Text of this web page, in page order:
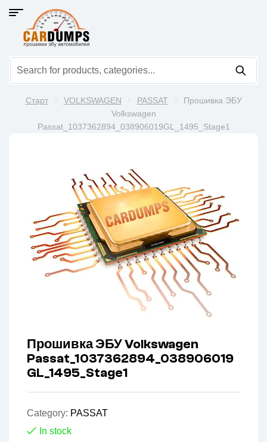
Старт VOLKSWAGEN PASSAT
Прошивка ЭБУ
Volkswagen
Passat_1037362894_038906019GL_1495_Stage1
Прошивка ЭБУ Volkswagen
Passat_1037362894_038906019
GL_1495_Stage1
Category: PASSAT
In stock